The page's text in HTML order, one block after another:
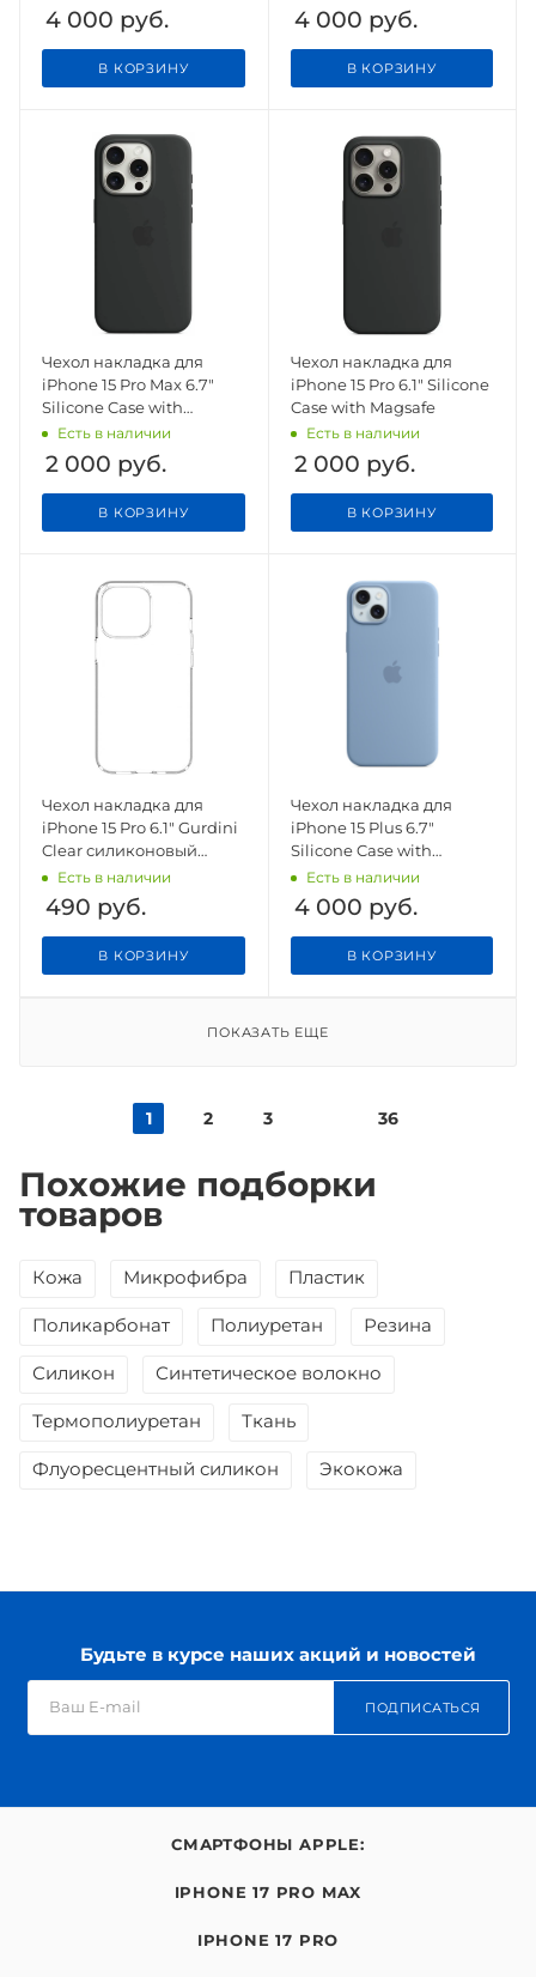
4 000 руб.
В КОРЗИНУ
4 000 руб.
В КОРЗИНУ
Чехол накладка для
iPhone 15 Pro Max 6.7"
Silicone Case with
Magsafe
Есть в наличии
2 000 руб.
В КОРЗИНУ
Чехол накладка для
iPhone 15 Pro 6.1" Silicone
Case with Magsafe
Есть в наличии
2 000 руб.
В КОРЗИНУ
Чехол накладка для
iPhone 15 Pro 6.1" Gurdini
Clear силиконовый
прозрачный
Есть в наличии
490 руб.
В КОРЗИНУ
Чехол накладка для
iPhone 15 Plus 6.7"
Silicone Case with
Magsafe Winter Blue
Есть в наличии
4 000 руб.
В КОРЗИНУ
ПОКАЗАТЬ ЕЩЕ
1 2 3 36
Похожие подборки
товаров
Кожа Микрофибра Пластик
Поликарбонат Полиуретан Резина
Силикон Синтетическое волокно
Термополиуретан Ткань
Флуоресцентный силикон Экокожа
Будьте в курсе наших акций и новостей
ПОДПИСАТЬСЯ
СМАРТФОНЫ APPLE:
IPHONE 17 PRO MAX
IPHONE 17 PRO